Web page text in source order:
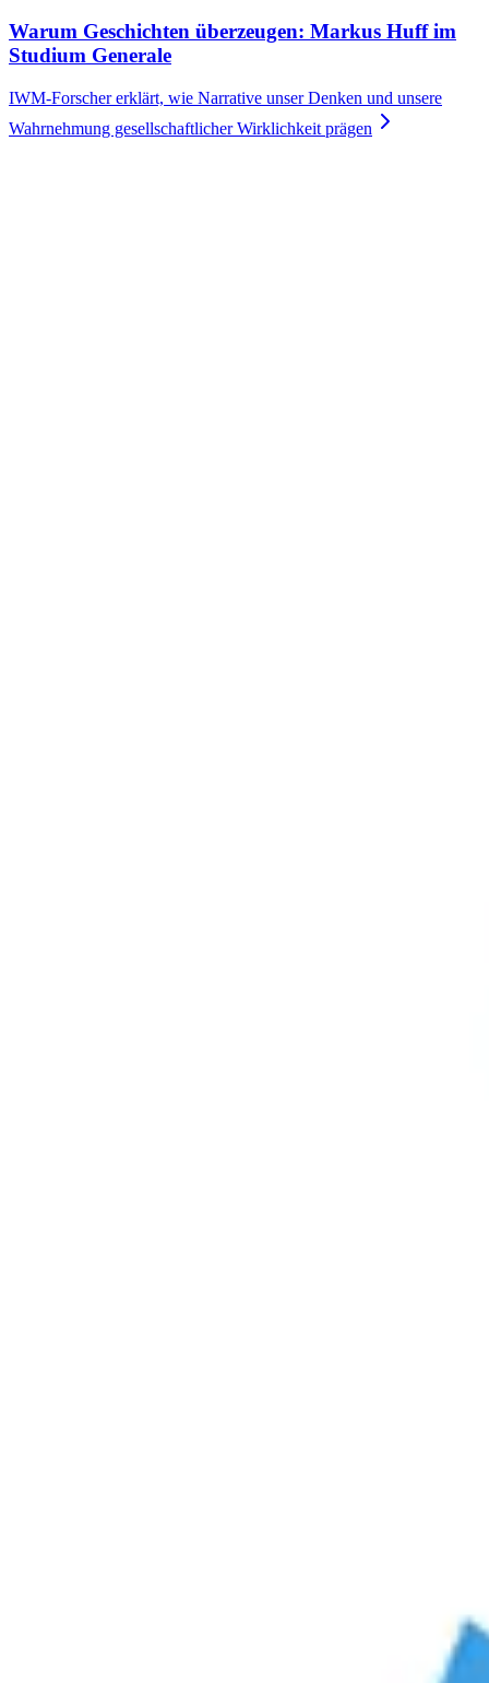
Warum Geschichten überzeugen: Markus Huff im
Studium Generale
IWM-Forscher erklärt, wie Narrative unser Denken und unsere
Wahrnehmung gesellschaftlicher Wirklichkeit prägen